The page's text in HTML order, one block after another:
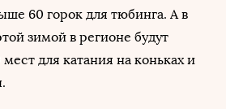
60 горок для тюбинга. А в
зимой в регионе будут
для катания на коньках и